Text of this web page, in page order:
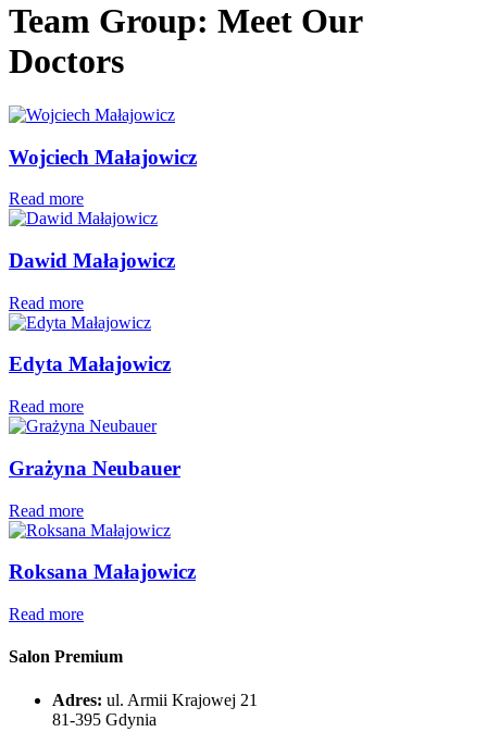
Team Group: Meet Our
Doctors
Wojciech Małajowicz
Read more
Dawid Małajowicz
Read more
Edyta Małajowicz
Read more
Grażyna Neubauer
Read more
Roksana Małajowicz
Read more
Salon Premium
Adres: ul. Armii Krajowej 21
81-395 Gdynia